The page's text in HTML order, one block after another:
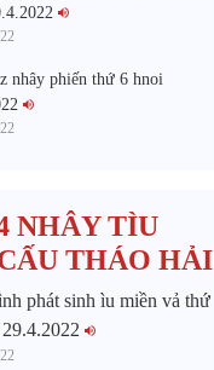
nhây phiến thứ 6 hnoi
NHÂY TÌU
THÁO HẢI
phát sinh ìu miền vả thứ